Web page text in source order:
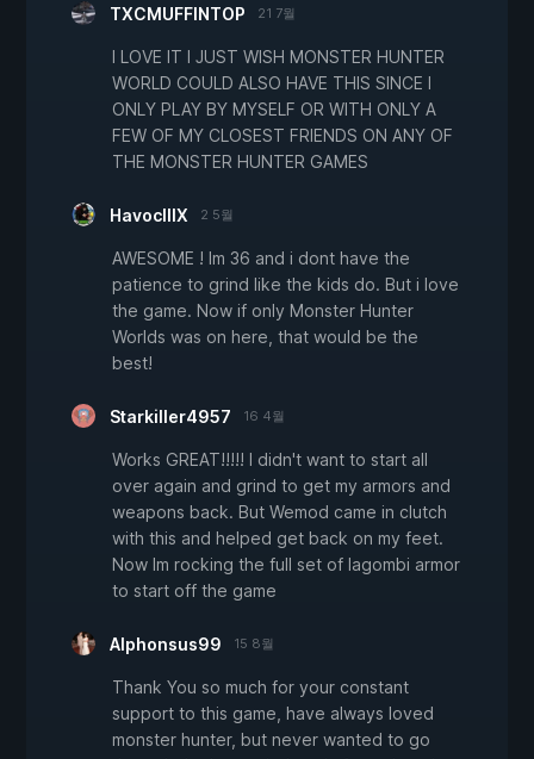
TXCMUFFINTOP 21 7월
I LOVE IT I JUST WISH MONSTER HUNTER
WORLD COULD ALSO HAVE THIS SINCE I
ONLY PLAY BY MYSELF OR WITH ONLY A
FEW OF MY CLOSEST FRIENDS ON ANY OF
THE MONSTER HUNTER GAMES
HavocIIIX 2 5월
AWESOME ! Im 36 and i dont have the
patience to grind like the kids do. But i love
the game. Now if only Monster Hunter
Worlds was on here, that would be the
best!
Starkiller4957 16 4월
Works GREAT!!!!! I didn't want to start all
over again and grind to get my armors and
weapons back. But Wemod came in clutch
with this and helped get back on my feet.
Now Im rocking the full set of lagombi armor
to start off the game
Alphonsus99 15 8월
Thank You so much for your constant
support to this game, have always loved
monster hunter, but never wanted to go